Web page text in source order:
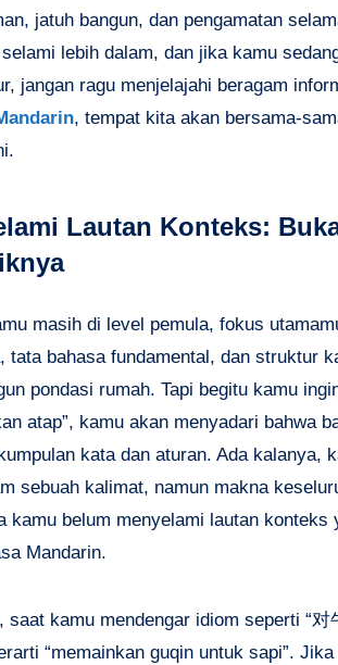
jatuh bangun, dan pengamatan
lebih dalam, dan jika kamu
jangan ragu menjelajahi beragam
, tempat kita akan bersama-
Lautan Konteks:
masih di level pemula, fokus
tata bahasa fundamental, dan struktur
pondasi rumah. Tapi begitu kamu
atap”, kamu akan menyadari bahwa
kata dan aturan. Ada kalanya,
sebuah kalimat, namun makna
kamu belum menyelami lautan
Mandarin.
saat kamu mendengar idiom seperti “
“memainkan guqin untuk sapi”.